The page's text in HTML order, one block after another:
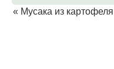
« Мусака из